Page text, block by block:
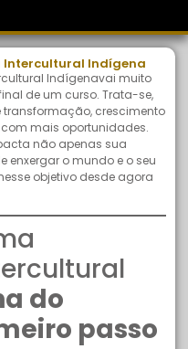
Intercultural Indígena
Indígenavai muito
de um curso. Trata-se,
crescimento
mais oportunidades.
não apenas sua
enxergar o mundo e o seu
objetivo desde agora
do
passo